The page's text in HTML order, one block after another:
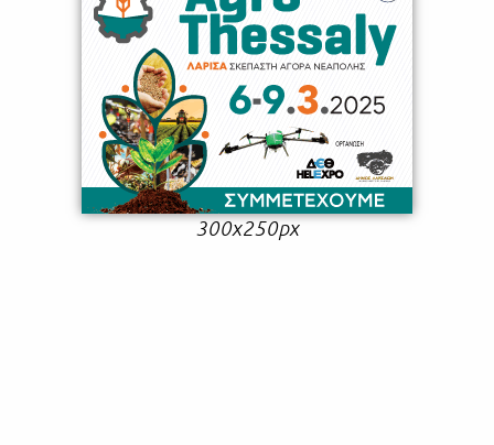
300x250px